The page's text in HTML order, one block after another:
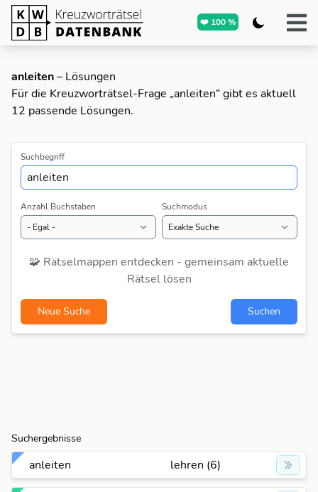
❤️ 100 %
anleiten– Lösungen
Für die Kreuzworträtsel-Frage „anleiten“ gibt es aktuell
12 passende Lösungen.
Suchbegriff
Anzahl Buchstaben Suchmodus
🧩 Rätselmappen entdecken - gemeinsam aktuelle
Rätsel lösen
Neue Suche Suchen
Suchergebnisse
anleiten lehren (6)